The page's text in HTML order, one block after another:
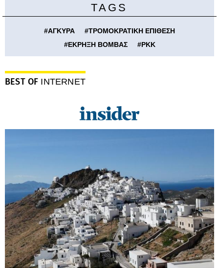
TAGS
#ΑΓΚΥΡΑ #ΤΡΟΜΟΚΡΑΤΙΚΗ ΕΠΙΘΕΣΗ
#ΕΚΡΗΞΗ ΒΟΜΒΑΣ #PKK
BEST OF INTERNET